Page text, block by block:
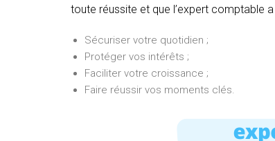
toute réussite et que l’expert comptable
Sécuriser votre quotidien ;
Protéger vos intérêts ;
Faciliter votre croissance ;
Faire réussir vos moments clés.